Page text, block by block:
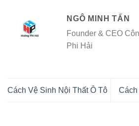
NGÔ MINH TẤN
Founder & CEO
Phi Hải
Cách Vệ Sinh Nội Thất Ô Tô Cách